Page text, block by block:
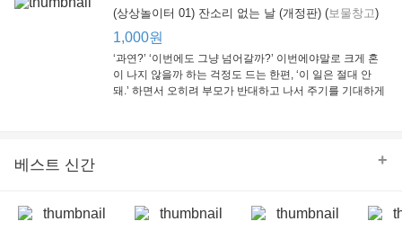
큰솔(토토북)
동아일보사
(상상놀이터 01) 잔소리 없는 날 (개정판) (보물창고)
1,000원
‘과연?’ ‘이번에도 그냥 넘어갈까?’ 이번에야말로 크게 혼
이 나지 않을까 하는 걱정도 드는 한편, ‘이 일은 절대 안
돼.’ 하면서 오히려 부모가 반대하고 나서 주기를 기대하게
베스트 신간 +